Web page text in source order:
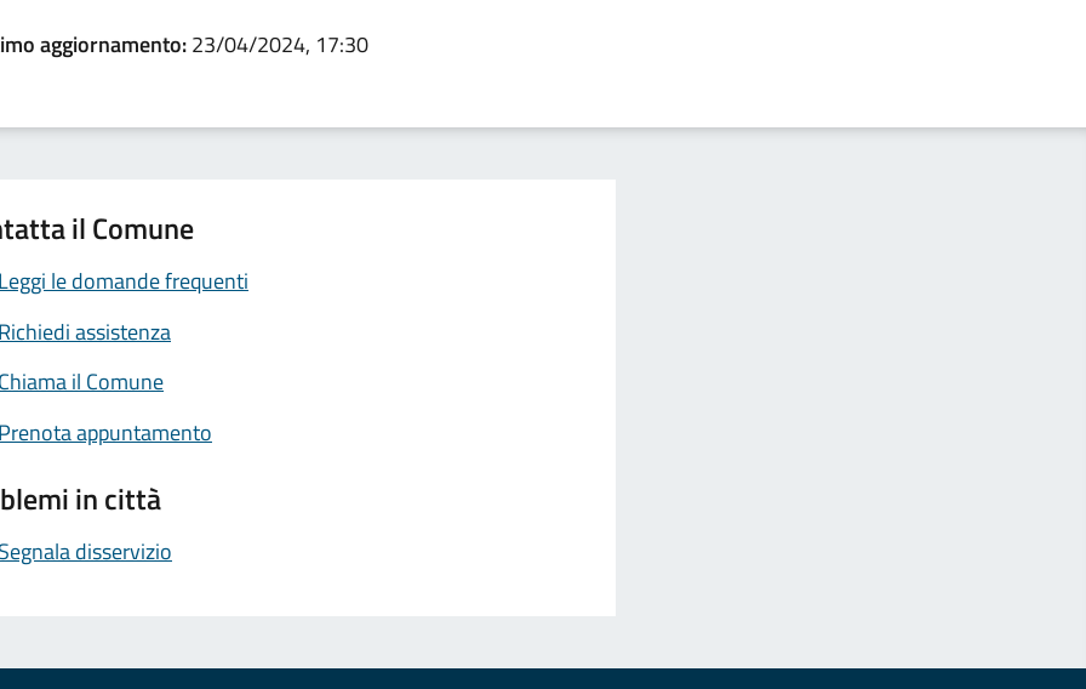
aggiornamento:23/04/2024, 17:30
il Comune
le domande frequenti
assistenza
il Comune
appuntamento
in città
disservizio